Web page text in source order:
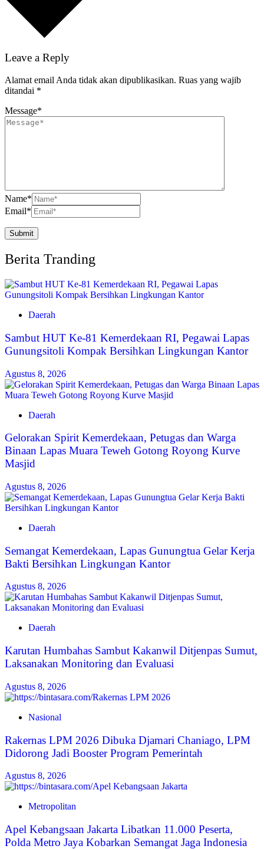
Leave a Reply
Alamat email Anda tidak akan dipublikasikan. Ruas yang wajib
ditandai *
Message*
Name*
Email*
Berita Tranding
Daerah
Sambut HUT Ke-81 Kemerdekaan RI, Pegawai Lapas
Gunungsitoli Kompak Bersihkan Lingkungan Kantor
Agustus 8, 2026
Daerah
Gelorakan Spirit Kemerdekaan, Petugas dan Warga
Binaan Lapas Muara Teweh Gotong Royong Kurve
Masjid
Agustus 8, 2026
Daerah
Semangat Kemerdekaan, Lapas Gunungtua Gelar Kerja
Bakti Bersihkan Lingkungan Kantor
Agustus 8, 2026
Daerah
Karutan Humbahas Sambut Kakanwil Ditjenpas Sumut,
Laksanakan Monitoring dan Evaluasi
Agustus 8, 2026
Nasional
Rakernas LPM 2026 Dibuka Djamari Chaniago, LPM
Didorong Jadi Booster Program Pemerintah
Agustus 8, 2026
Metropolitan
Apel Kebangsaan Jakarta Libatkan 11.000 Peserta,
Polda Metro Jaya Kobarkan Semangat Jaga Indonesia